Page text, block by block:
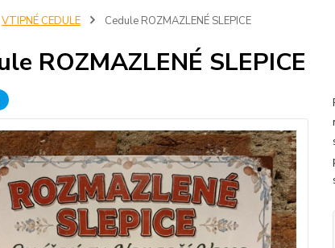
VTIPNÉ CEDULE Cedule ROZMAZLENÉ SLEPICE
ROZMAZLENÉ SLEPICE